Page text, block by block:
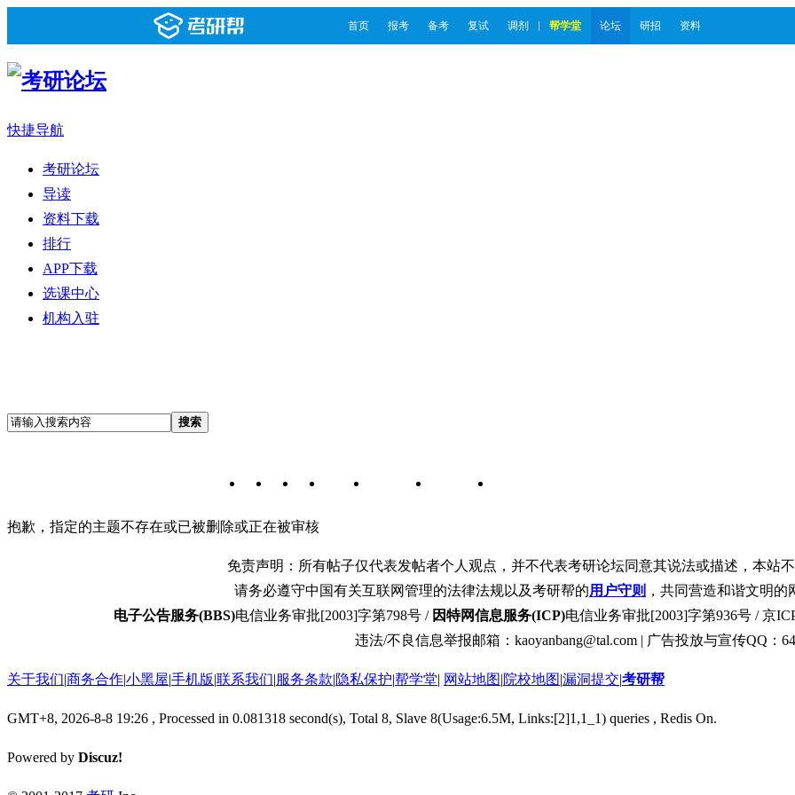
首页 报考 备考 复试 调剂 帮学堂 论坛 研招 资料
快捷导航
考研论坛
导读
资料下载
排行
APP下载
选课中心
机构入驻
搜索
抱歉，指定的主题不存在或已被删除或正在被审核
免责声明：所有帖子仅代表发帖者个人观点，并不代表考研论坛同意其说法或描述，本站
请务必遵守中国有关互联网管理的法律法规以及考研帮的用户守则 ，共同营造和谐文明
电子公告服务(BBS)电信业务审批[2003]字第798号 / 因特网信息服务(ICP)电信业务审批[2003]字第936号 / 京
违法/不良信息举报邮箱：kaoyanbang@tal.com | 广告投放与宣传QQ：
关于我们|商务合作|小黑屋|手机版|联系我们|服务条款|隐私保护|帮学堂| 网站地图|院校地图|漏洞提交|考研帮
GMT+8, 2026-8-8 19:26 , Processed in 0.081318 second(s), Total 8, Slave 8(Usage:6.5M, Links:[2]1,1_1) queries , Redis On.
Powered by Discuz!